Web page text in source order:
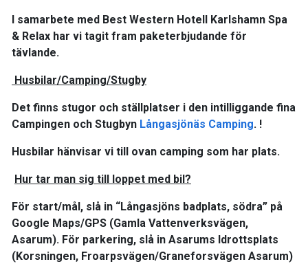
I samarbete med Best Western Hotell Karlshamn Spa
& Relax har vi tagit fram paketerbjudande för
tävlande.
Husbilar/Camping/Stugby
Det finns stugor och ställplatser i den intilliggande fina
Campingen och Stugbyn Långasjönäs Camping. !
Husbilar hänvisar vi till ovan camping som har plats.
Hur tar man sig till loppet med bil?
För start/mål, slå in “Långasjöns badplats, södra” på
Google Maps/GPS (Gamla Vattenverksvägen,
Asarum). För parkering, slå in Asarums Idrottsplats
(Korsningen, Froarpsvägen/Graneforsvägen Asarum)